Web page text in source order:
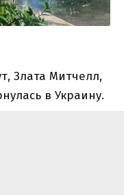
Злата Митчелл,
в Украину.